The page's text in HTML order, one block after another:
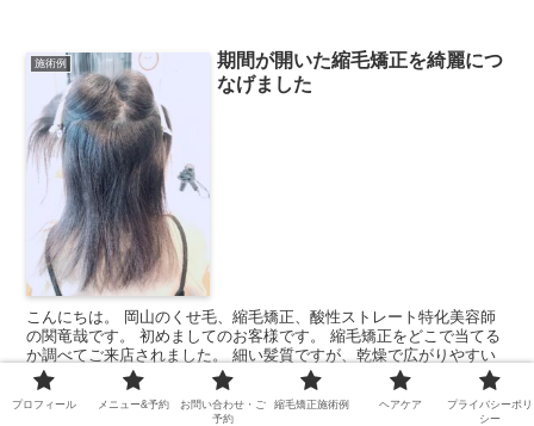
施術例
期間が開いた縮毛矯正を綺麗につ
なげました
こんにちは。 岡山のくせ毛、縮毛矯正、酸性ストレート特化美容師
の関竜哉です。 初めましてのお客様です。 縮毛矯正をどこで当てる
か調べてご来店されました。 細い髪質ですが、乾燥で広がりやすい
髪質です。 少し硬い...
プロフィール メニュー&予約
お問い合わせ・ご
予約
縮毛矯正施術例 ヘアケア
プライバシーポリ
シー